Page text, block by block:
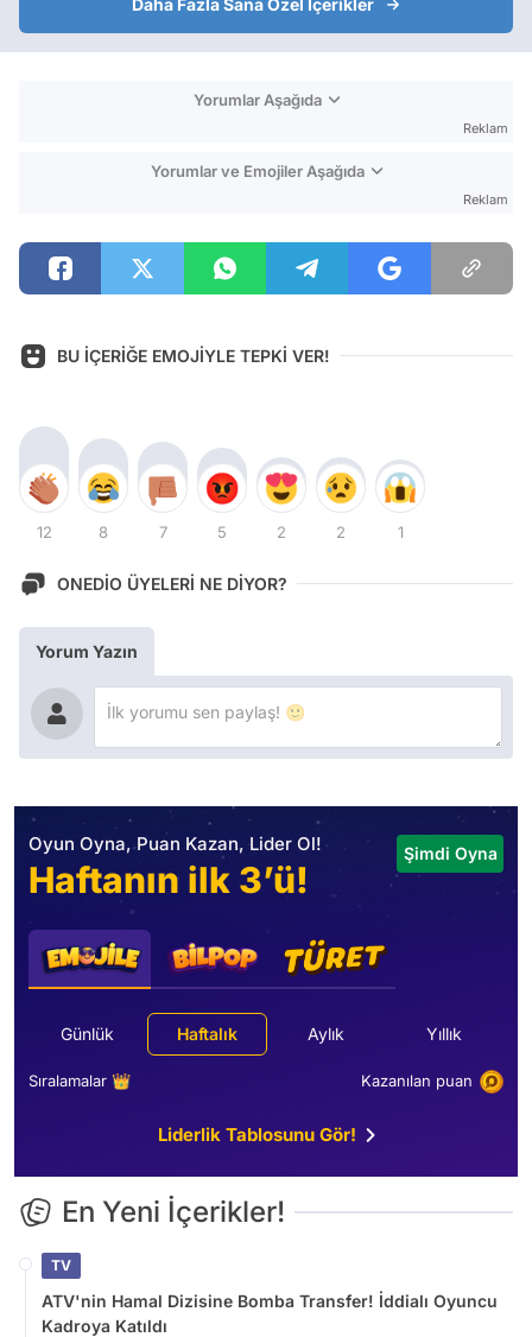
Yorumlar Aşağıda
Reklam
Yorumlar ve Emojiler Aşağıda
Reklam
BU İÇERİĞE EMOJİYLE TEPKİ VER!
12 8 7 5 2 2 1
ONEDİO ÜYELERİ NE DİYOR?
Yorum Yazın
Oyun Oyna, Puan Kazan, Lider Ol!
Haftanın ilk 3’ü!
Şimdi Oyna
Günlük Haftalık Aylık Yıllık
Sıralamalar 👑 Kazanılan puan
Liderlik Tablosunu Gör!
En Yeni İçerikler!
TV
ATV'nin Hamal Dizisine Bomba Transfer! İddialı Oyuncu
Kadroya Katıldı